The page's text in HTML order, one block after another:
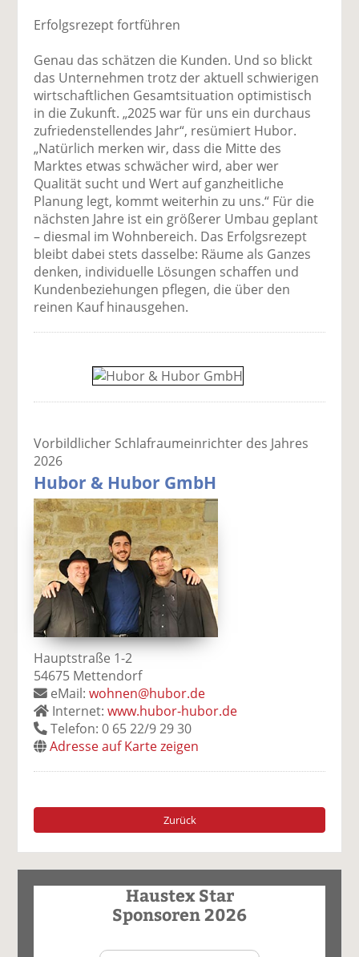
Erfolgsrezept fortführen
Genau das schätzen die Kunden. Und so blickt
das Unternehmen trotz der aktuell schwierigen
wirtschaftlichen Gesamtsituation optimistisch
in die Zukunft. „2025 war für uns ein durchaus
zufriedenstellendes Jahr“, resümiert Hubor.
„Natürlich merken wir, dass die Mitte des
Marktes etwas schwächer wird, aber wer
Qualität sucht und Wert auf ganzheitliche
Planung legt, kommt weiterhin zu uns.“ Für die
nächsten Jahre ist ein größerer Umbau geplant
– diesmal im Wohnbereich. Das Erfolgsrezept
bleibt dabei stets dasselbe: Räume als Ganzes
denken, individuelle Lösungen schaffen und
Kundenbeziehungen pflegen, die über den
reinen Kauf hinausgehen.
Vorbildlicher Schlafraum­einrichter des Jahres
2026
Hubor & Hubor GmbH
Hauptstraße 1-2
54675 Mettendorf
eMail:wohnen@hubor.de
Internet:www.hubor-hubor.de
Telefon: 0 65 22/9 29 30
Adresse auf Karte zeigen
Zurück